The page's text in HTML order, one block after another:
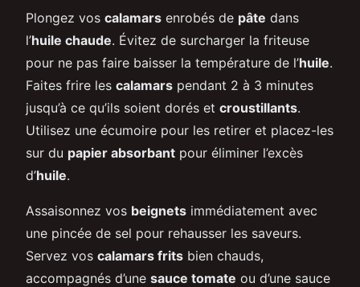
Plongez vos calamars enrobés de pâte dans
l’huile chaude. Évitez de surcharger la friteuse
pour ne pas faire baisser la température de l’huile.
Faites frire les calamars pendant 2 à 3 minutes
jusqu’à ce qu’ils soient dorés et croustillants.
Utilisez une écumoire pour les retirer et placez-les
sur du papier absorbant pour éliminer l’excès
d’huile.
Assaisonnez vos beignets immédiatement avec
une pincée de sel pour rehausser les saveurs.
Servez vos calamars frits bien chauds,
accompagnés d’une sauce tomate ou d’une sauce